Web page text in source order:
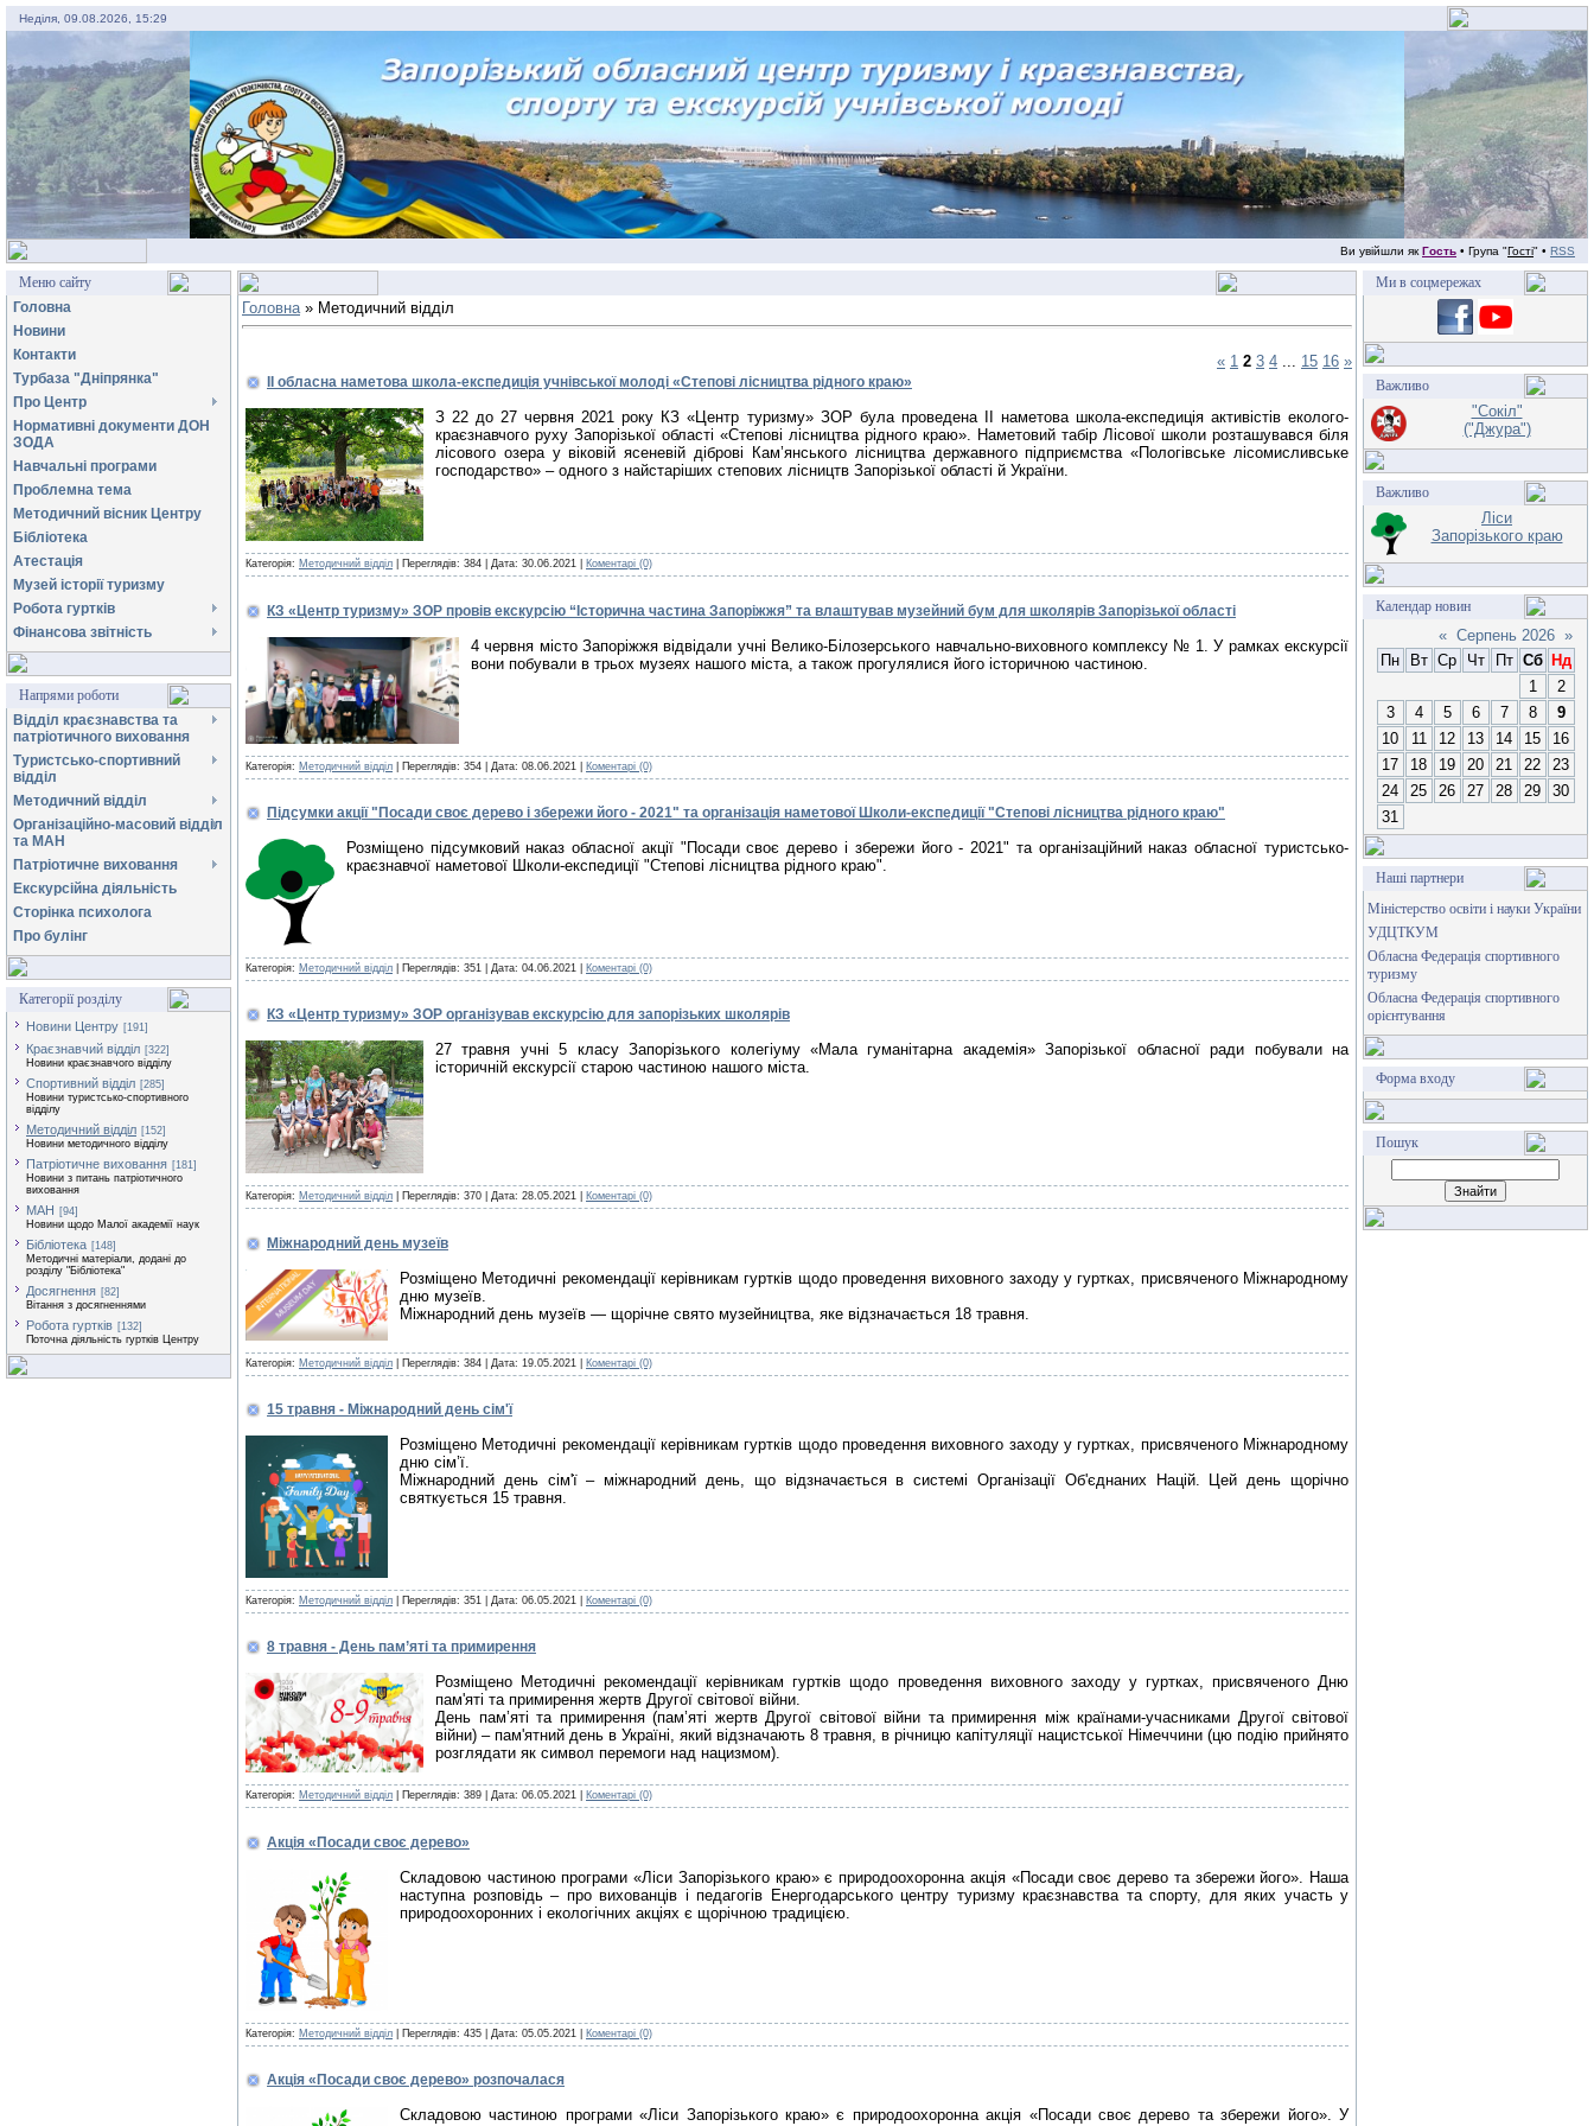
Неділя, 09.08.2026, 15:29
Ви увійшли як Гость • Група "Гості" • RSS
Меню сайту
Головна
Новини
Контакти
Турбаза "Дніпрянка"
Про Центр
Нормативні документи ДОН
ЗОДА
Навчальні програми
Проблемна тема
Методичний вісник Центру
Бібліотека
Атестація
Музей історії туризму
Робота гуртків
Фінансова звітність
Напрями роботи
Відділ краєзнавства та
патріотичного виховання
Туристсько-спортивний
відділ
Методичний відділ
Організаційно-масовий відділ
та МАН
Патріотичне виховання
Екскурсійна діяльність
Сторінка психолога
Про булінг
Категорії розділу
Новини Центру [191]
Краєзнавчий відділ [322]
Новини краєзнавчого відділу
Спортивний відділ [285]
Новини туристсько-спортивного
відділу
Методичний відділ [152]
Новини методичного відділу
Патріотичне виховання [181]
Новини з питань патріотичного
виховання
МАН [94]
Новини щодо Малої академії наук
Бібліотека [148]
Методичні матеріали, додані до
розділу "Бібліотека"
Досягнення [82]
Вітання з досягненнями
Робота гуртків [132]
Поточна діяльність гуртків Центру
Головна» Методичний відділ
« 1 2 3 4 15 16 »
ІІ обласна наметова школа-експедиція учнівської молоді «Степові лісництва рідного краю»
З 22 до 27 червня 2021 року КЗ «Центр туризму» ЗОР була проведена ІІ наметова школа-експедиція активістів еколого-
краєзнавчого руху Запорізької області «Степові лісництва рідного краю». Наметовий табір Лісової школи розташувався біля
лісового озера у віковій ясеневій діброві Кам’янського лісництва державного підприємства «Пологівське лісомисливське
господарство» – одного з найстаріших степових лісництв Запорізької області й України.
Категорія: Методичний відділ | Переглядів: 384 | Дата: 30.06.2021 Коментарі (0)
КЗ «Центр туризму» ЗОР провів екскурсію “Історична частина Запоріжжя” та влаштував музейний бум для школярів Запорізької області
4 червня місто Запоріжжя відвідали учні Велико-Білозерського навчально-виховного комплексу № 1. У рамках екскурсії
вони побували в трьох музеях нашого міста, а також прогулялися його історичною частиною.
Категорія: Методичний відділ | Переглядів: 354 | Дата: 08.06.2021 Коментарі (0)
Підсумки акції "Посади своє дерево і збережи його - 2021" та організація наметової Школи-експедиції "Степові лісництва рідного краю"
Розміщено підсумковий наказ обласної акції "Посади своє дерево і збережи його - 2021" та організаційний наказ обласної туристсько-
краєзнавчої наметової Школи-експедиції "Степові лісництва рідного краю".
Категорія: Методичний відділ | Переглядів: 351 | Дата: 04.06.2021 Коментарі (0)
КЗ «Центр туризму» ЗОР організував екскурсію для запорізьких школярів
27 травня учні 5 класу Запорізького колегіуму «Мала гуманітарна академія» Запорізької обласної ради побували на
історичній екскурсії старою частиною нашого міста.
Категорія: Методичний відділ | Переглядів: 370 | Дата: 28.05.2021 Коментарі (0)
Міжнародний день музеїв
Розміщено Методичні рекомендації керівникам гуртків щодо проведення виховного заходу у гуртках, присвяченого Міжнародному
дню музеїв.
Міжнародний день музеїв — щорічне свято музейництва, яке відзначається 18 травня.
Категорія: Методичний відділ | Переглядів: 384 | Дата: 19.05.2021 Коментарі (0)
15 травня - Міжнародний день сім'ї
Розміщено Методичні рекомендації керівникам гуртків щодо проведення виховного заходу у гуртках, присвяченого Міжнародному
дню сім’ї.
Міжнародний день сім'ї – міжнародний день, що відзначається в системі Організації Об'єднаних Націй. Цей день щорічно
святкується 15 травня.
Категорія: Методичний відділ | Переглядів: 351 | Дата: 06.05.2021 Коментарі (0)
8 травня - День пам’яті та примирення
Розміщено Методичні рекомендації керівникам гуртків щодо проведення виховного заходу у гуртках, присвяченого Дню
пам'яті та примирення жертв Другої світової війни.
День пам’яті та примирення (пам’яті жертв Другої світової війни та примирення між країнами-учасниками Другої світової
війни) – пам'ятний день в Україні, який відзначають 8 травня, в річницю капітуляції нацистської Німеччини (цю подію прийнято
розглядати як символ перемоги над нацизмом).
Категорія: Методичний відділ | Переглядів: 389 | Дата: 06.05.2021 Коментарі (0)
Акція «Посади своє дерево»
Складовою частиною програми «Ліси Запорізького краю» є природоохоронна акція «Посади своє дерево та збережи його». Наша
наступна розповідь – про вихованців і педагогів Енергодарського центру туризму краєзнавства та спорту, для яких участь у
природоохоронних і екологічних акціях є щорічною традицією.
Категорія: Методичний відділ | Переглядів: 435 | Дата: 05.05.2021 Коментарі (0)
Акція «Посади своє дерево» розпочалася
Складовою частиною програми «Ліси Запорізького краю» є природоохоронна акція «Посади своє дерево та збережи його». У
Ми в соцмережах
Важливо
"Сокіл"
("Джура")
Важливо
Ліси
Запорізького краю
Календар новин
« Серпень 2026 »
Пн
Вт Ср Чт Пт Сб
Нд
1
2
3
4 5 6 7 8
9
10
11 12 13 14 15
16
17
18 19 20 21 22
23
24
25 26 27 28 29
30
31
Наші партнери
Міністерство освіти і науки України
УДЦТКУМ
Обласна Федерація спортивного
туризму
Обласна Федерація спортивного
орієнтування
Форма входу
Пошук